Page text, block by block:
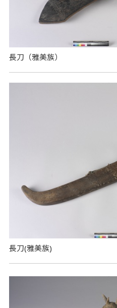
長刀（雅美族）
長刀(雅美族)